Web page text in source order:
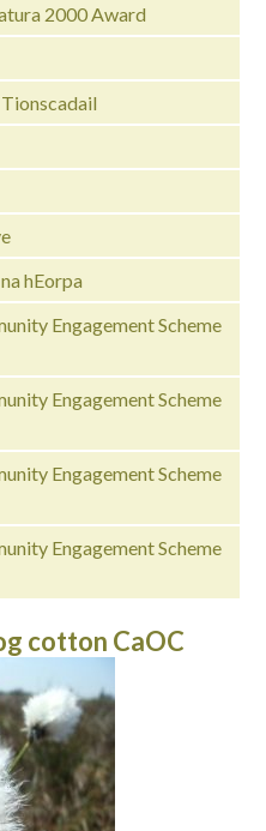
2000 Award
hEorpa
Engagement Scheme
Engagement Scheme
Engagement Scheme
Engagement Scheme
cotton CaOC